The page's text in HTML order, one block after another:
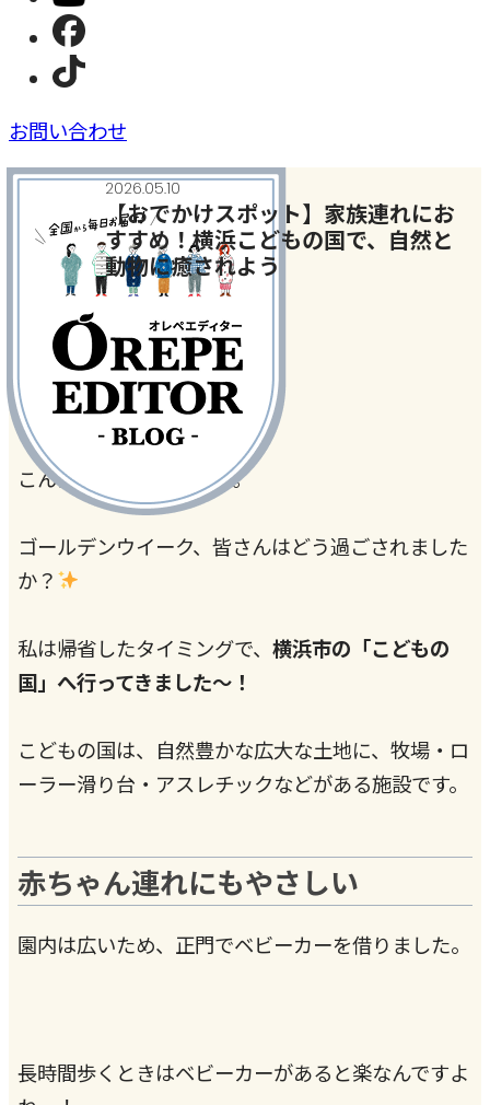
お問い合わせ
2026.05.10
【おでかけスポット】家族連れにお
すすめ！横浜こどもの国で、自然と
動物に癒されよう
今月のテーマ
#旅行・おでかけ
こんにちは、ちょこです。
ゴールデンウイーク、皆さんはどう過ごされました
か？
私は帰省したタイミングで、 横浜市の「こどもの
国」へ行ってきました～！
こどもの国は、自然豊かな広大な土地に、牧場・ロ
ーラー滑り台・アスレチックなどがある施設です。
赤ちゃん連れにもやさしい
園内は広いため、正門でベビーカーを借りました。
長時間歩くときはベビーカーがあると楽なんですよ